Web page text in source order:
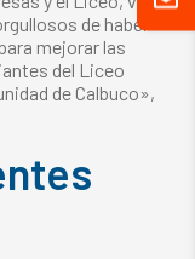
de haber
mejorar las
del Liceo
de Calbuco»,